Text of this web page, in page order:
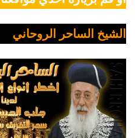
الشيخ الساحر الروحاني